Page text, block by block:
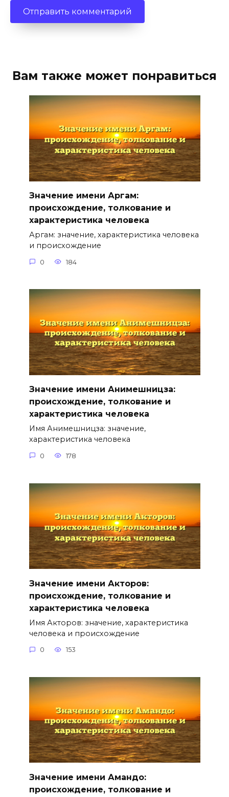
Вам также может понравиться
Значение имени Аргам:
происхождение, толкование и
характеристика человека
Аргам: значение, характеристика человека
и происхождение
0 184
Значение имени Анимешницза:
происхождение, толкование и
характеристика человека
Имя Анимешницза: значение,
характеристика человека
0 178
Значение имени Акторов:
происхождение, толкование и
характеристика человека
Имя Акторов: значение, характеристика
человека и происхождение
0 153
Значение имени Амандо:
происхождение, толкование и